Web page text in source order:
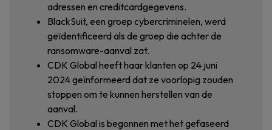
adressen en creditcardgegevens.
BlackSuit, een groep cybercriminelen, werd
geïdentificeerd als de groep die achter de
ransomware-aanval zat.
CDK Global heeft haar klanten op 24 juni
2024 geïnformeerd dat ze voorlopig zouden
stoppen om te kunnen herstellen van de
aanval.
CDK Global is begonnen met het gefaseerd